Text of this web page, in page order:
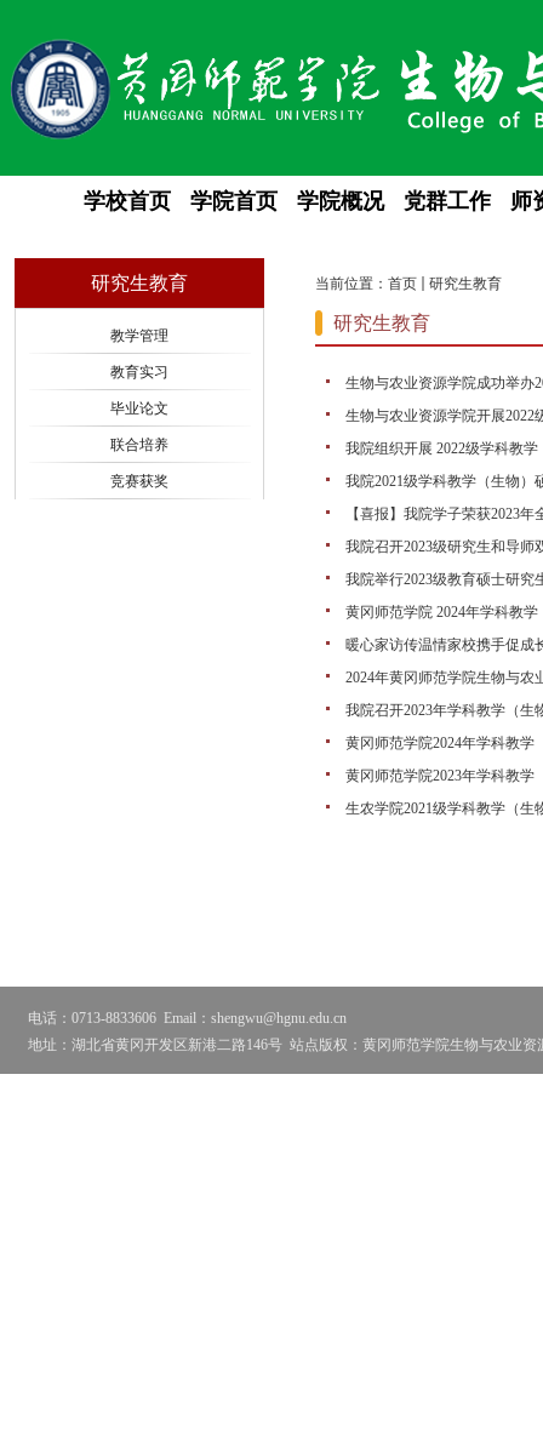
学校首页 学院首页 学院概况 党群工作 师
研究生教育
教学管理
教育实习
毕业论文
联合培养
竞赛获奖
当前位置： 首页 研究生教育
研究生教育
生物与农业资源学院成功举办
生物与农业资源学院开展2022
我院组织开展 2022级学科教
我院2021级学科教学（生物
【喜报】我院学子荣获2023
我院召开2023级研究生和导师
我院举行2023级教育硕士研究
黄冈师范学院 2024年学科教
暖心家访传温情家校携手促
2024年黄冈师范学院生物与
我院召开2023年学科教学（
黄冈师范学院2024年学科教
黄冈师范学院2023年学科教
生农学院2021级学科教学（
电话：0713-8833606 Email：shengwu@hgnu.edu.cn
地址：湖北省黄冈开发区新港二路146号 站点版权：黄冈师范学院生物与农业资